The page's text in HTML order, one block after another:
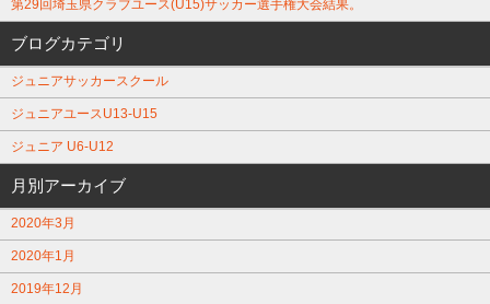
第29回埼玉県クラブユース(U15)サッカー選手権大会結果。
ブログカテゴリ
ジュニアサッカースクール
ジュニアユースU13-U15
ジュニア U6-U12
月別アーカイブ
2020年3月
2020年1月
2019年12月